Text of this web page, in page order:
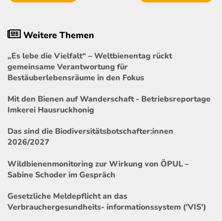
Weitere Themen
„Es lebe die Vielfalt“ – Weltbienentag rückt
gemeinsame Verantwortung für
Bestäuberlebensräume in den Fokus
Mit den Bienen auf Wanderschaft - Betriebsreportage
Imkerei Hausruckhonig
Das sind die Biodiversitätsbotschafter:innen
2026/2027
Wildbienenmonitoring zur Wirkung von ÖPUL –
Sabine Schoder im Gespräch
Gesetzliche Meldepflicht an das
Verbrauchergesundheits- informationssystem ('VIS')